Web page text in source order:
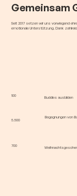
100 Buddies ausbilden
Begegnungen von
5.500
700
Gemeinsam
Seit 2017 setzen wir uns vorwiegend
emotionale Unterstützung. Dank